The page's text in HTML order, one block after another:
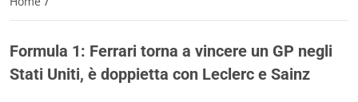
Formula 1: Ferrari torna a vincere un GP negli
Stati Uniti, è doppietta con Leclerc e Sainz